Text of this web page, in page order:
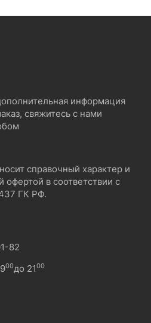
информация
свяжитесь с нами
справочный характер и
офертой в соответствии с
ГК РФ.
82
00до 2100